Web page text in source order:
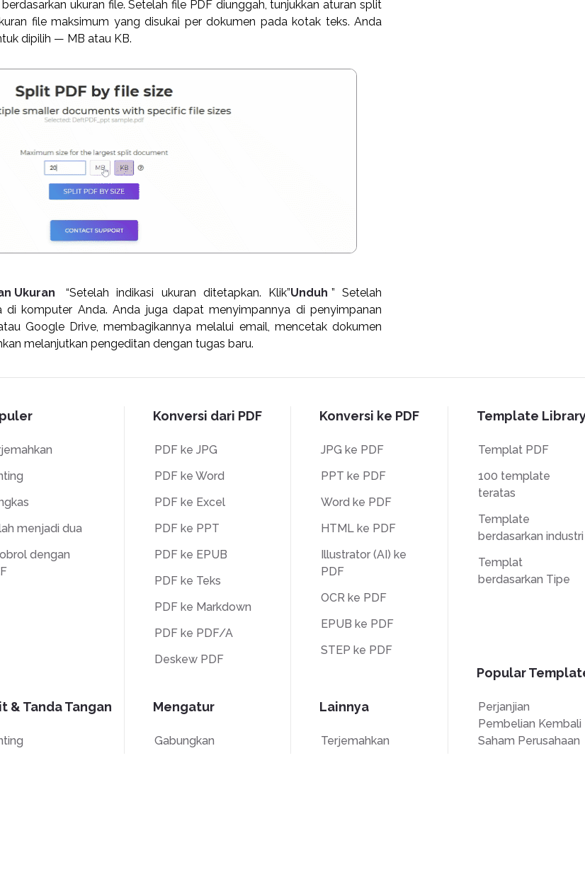
ukuran file. Setelah file PDF diunggah, tunjukkan aturan split
file maksimum yang disukai per dokumen pada kotak teks. Anda
dipilih — MB atau KB.
Ukuran “Setelah indikasi ukuran ditetapkan. Klik”Unduh ” Setelah
di komputer Anda. Anda juga dapat menyimpannya di penyimpanan
Google Drive, membagikannya melalui email, mencetak dokumen
melanjutkan pengeditan dengan tugas baru.
menjadi dua
dengan
& Tanda Tangan
Konversi dari PDF
PDF ke JPG
PDF ke Word
PDF ke Excel
PDF ke PPT
PDF ke EPUB
PDF ke Teks
PDF ke Markdown
PDF ke PDF/A
Deskew PDF
Mengatur
Gabungkan
Konversi ke PDF
JPG ke PDF
PPT ke PDF
Word ke PDF
HTML ke PDF
Illustrator (AI) ke
PDF
OCR ke PDF
EPUB ke PDF
STEP ke PDF
Lainnya
Terjemahkan
Template
Templat PDF
100 template
teratas
Template
berdasarkan industri
Templat
berdasarkan Tipe
Popular
Perjanjian
Pembelian Kembali
Saham Perusahaan